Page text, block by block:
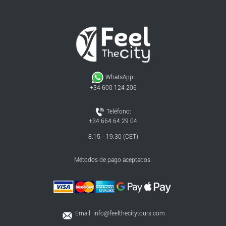
WhatsApp:
+34 600 124 206
Teléfono:
+34 664 64 29 04
8:15 - 19:30 (CET)
Métodos de pago aceptados:
Email: info@feelthecitytours.com